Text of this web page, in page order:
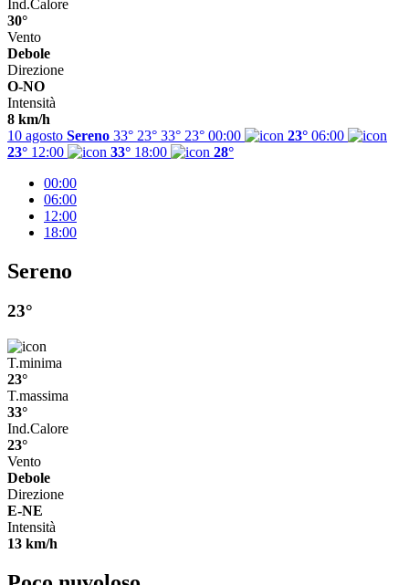
Ind.Calore
30°
Vento
Debole
Direzione
O-NO
Intensità
8 km/h
10 agosto Sereno 33° 23° 33° 23° 00:00 23° 06:00
23° 12:00 33° 18:00
28°
00:00
06:00
12:00
18:00
Sereno
23°
T.minima
23°
T.massima
33°
Ind.Calore
23°
Vento
Debole
Direzione
E-NE
Intensità
13 km/h